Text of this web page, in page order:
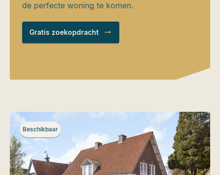
de perfecte woning te komen.
Gratis zoekopdracht
Beschikbaar